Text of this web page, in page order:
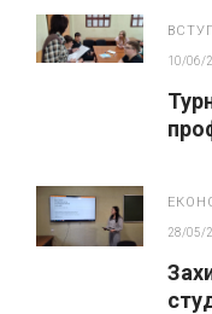
10/06/
28/05/